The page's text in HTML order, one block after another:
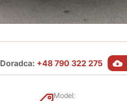
Doradca: +48 790 322 275
Model: